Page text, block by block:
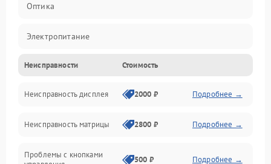
Оптика
Электропитание
Видео
ПО
Управление
Механические повреждения
Неисправности Стоимость
Неисправность дисплея 2000 ₽ Подробнее →
Неисправность матрицы 2800 ₽ Подробнее →
Проблемы с кнопками
500 ₽ Подробнее →